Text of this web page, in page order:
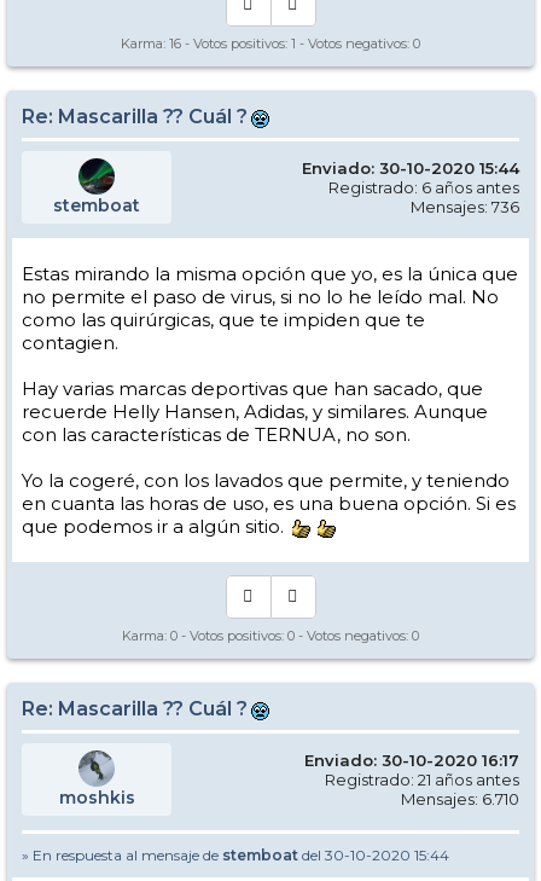
Sólo que me dure un par de meses (subiendo cada fin de semana, que
la lavaría en cada regreso a casa), a mí ya me compensa el precio.
Alguna otra opción ?
Un saludo
Karma: 16 - Votos positivos: 1 - Votos negativos: 0
Re: Mascarilla ?? Cuál ?
stemboat
Enviado: 30-10-2020 15:44
Registrado: 6 años antes
Mensajes: 736
Estas mirando la misma opción que yo, es la única que
no permite el paso de virus, si no lo he leído mal. No
como las quirúrgicas, que te impiden que te
contagien.
Hay varias marcas deportivas que han sacado, que
recuerde Helly Hansen, Adidas, y similares. Aunque
con las características de TERNUA, no son.
Yo la cogeré, con los lavados que permite, y teniendo
en cuanta las horas de uso, es una buena opción. Si es
que podemos ir a algún sitio.
Karma: 0 - Votos positivos: 0 - Votos negativos: 0
Re: Mascarilla ?? Cuál ?
moshkis
Enviado: 30-10-2020 16:17
Registrado: 21 años antes
Mensajes: 6.710
» En respuesta al mensaje de stemboat del 30-10-2020 15:44